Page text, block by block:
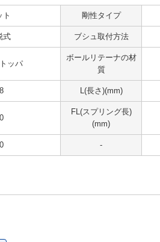
ト 剛性タイプ
式 ブシュ取付方法
ッパ
ボールリテーナの材
質
L(長さ)(mm)
FL(スプリング長)
(mm)
-